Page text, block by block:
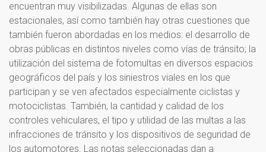
encuentran muy visibilizadas. Algunas de ellas son
estacionales, así como también hay otras cuestiones que
también fueron abordadas en los medios: el desarrollo de
obras públicas en distintos niveles como vías de tránsito; la
utilización del sistema de fotomultas en diversos espacios
geográficos del país y los siniestros viales en los que
participan y se ven afectados especialmente ciclistas y
motociclistas. También, la cantidad y calidad de los
controles vehiculares, el tipo y utilidad de las multas a las
infracciones de tránsito y los dispositivos de seguridad de
los automotores. Las notas seleccionadas dan a